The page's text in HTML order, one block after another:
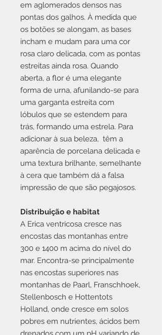
em aglomerados densos nas
pontas dos galhos. À medida que
os botões se alongam, as bases
incham e mudam para uma cor
rosa claro delicada, com as pontas
estreitas ainda rosa. Quando
aberta, a flor é uma elegante
forma de urna, afunilando-se para
uma garganta estreita com
lóbulos que se estendem para
trás, formando uma estrela. Para
adicionar à sua beleza, têm a
aparência de porcelana delicada e
uma textura brilhante, semelhante
à cera que também dá a falsa
impressão de que são pegajosos.
Distribuição e habitat
A Erica ventricosa cresce nas
encostas das montanhas entre
300 e 1400 m acima do nível do
mar. Encontra-se principalmente
nas encostas superiores nas
montanhas de Paarl, Franschhoek,
Stellenbosch e Hottentots
Holland, onde cresce em solos
pobres em nutrientes, ácidos bem